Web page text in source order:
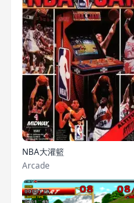
NBA大灌籃
Arcade